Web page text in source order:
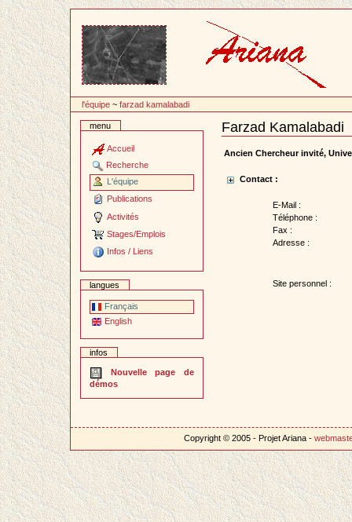
contenu
l'équipe ~farzad kamalabadi
menu
Accueil
Recherche
L'équipe
Publications
Activités
Stages/Emplois
Infos / Liens
langues
Français
English
infos
Nouvelle page de
démos
Farzad Kamalabadi
Document
Actions
Ancien Chercheur invité,
Contact :
E-Mail :
Téléphone :
Fax :
Adresse :
Site personnel :
Copyright © 2005 - Projet Ariana -